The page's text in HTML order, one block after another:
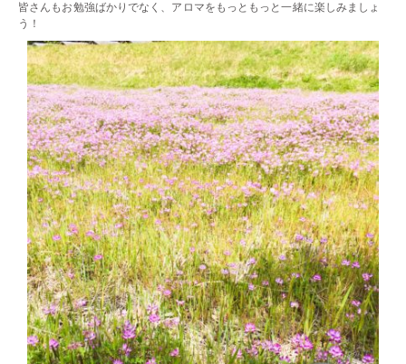
皆さんもお勉強ばかりでなく、アロマをもっともっと一緒に楽しみましょ
う！